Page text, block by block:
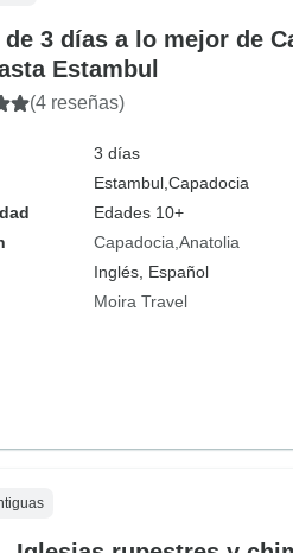
3 días a lo mejor de
Estambul
(4 reseñas)
3 días
Estambul, Capadocia
Edades 10+
Capadocia Anatolia
Inglés, Español
Moira Travel